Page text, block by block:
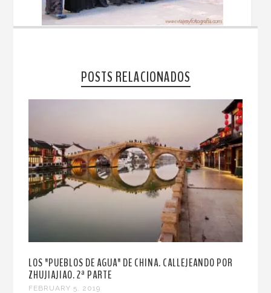
POSTS RELACIONADOS
LOS "PUEBLOS DE AGUA" DE CHINA. CALLEJEANDO POR
ZHUJIAJIAO. 2ª PARTE
FEBRUARY 5, 2019